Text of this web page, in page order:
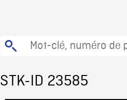
STK-ID 23585